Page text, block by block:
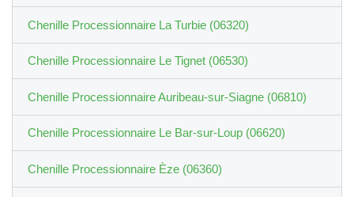
Chenille Processionnaire La Turbie (06320)
Chenille Processionnaire Le Tignet (06530)
Chenille Processionnaire Auribeau-sur-Siagne (06810)
Chenille Processionnaire Le Bar-sur-Loup (06620)
Chenille Processionnaire Èze (06360)